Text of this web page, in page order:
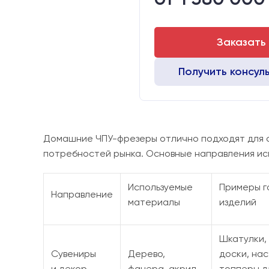
Заказать
Получить
Домашние ЧПУ-фрезеры отлично подходят для
потребностей рынка. Основные направления
Направление
Используемые
материалы
Примеры
изделий
Сувениры
Дерево,
доски,